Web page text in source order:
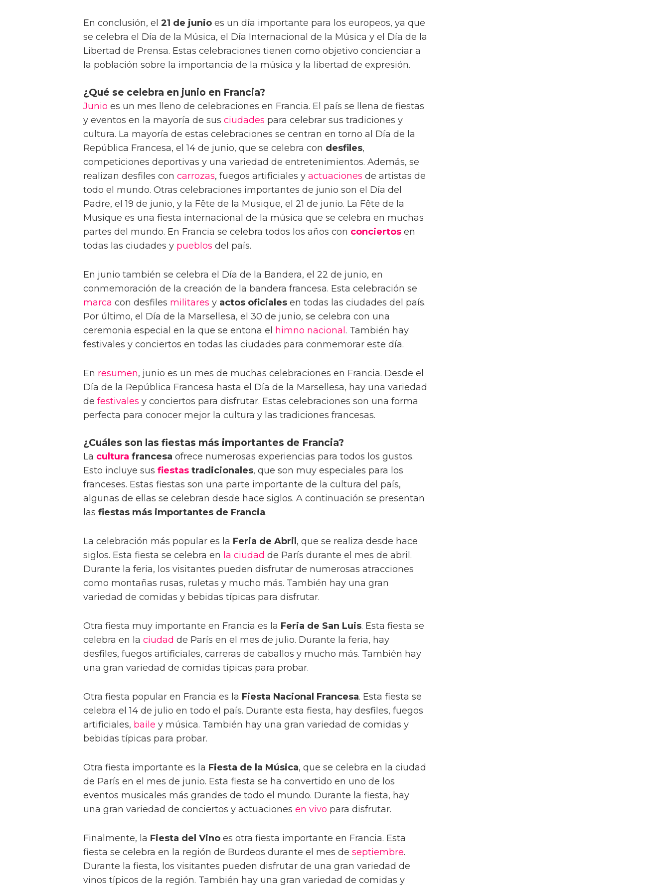
En conclusión, el 21 de junio es un día importante para los europeos, ya que
se celebra el Día de la Música, el Día Internacional de la Música y el Día de la
Libertad de Prensa. Estas celebraciones tienen como objetivo concienciar a
la población sobre la importancia de la música y la libertad de expresión.
¿Qué se celebra en junio en Francia?
Junio es un mes lleno de celebraciones en Francia. El país se llena de fiestas
y eventos en la mayoría de sus ciudades para celebrar sus tradiciones y
cultura. La mayoría de estas celebraciones se centran en torno al Día de la
República Francesa, el 14 de junio, que se celebra con desfiles,
competiciones deportivas y una variedad de entretenimientos. Además, se
realizan desfiles con carrozas, fuegos artificiales y actuaciones de artistas de
todo el mundo. Otras celebraciones importantes de junio son el Día del
Padre, el 19 de junio, y la Fête de la Musique, el 21 de junio. La Fête de la
Musique es una fiesta internacional de la música que se celebra en muchas
partes del mundo. En Francia se celebra todos los años con conciertos en
todas las ciudades y pueblos del país.
En junio también se celebra el Día de la Bandera, el 22 de junio, en
conmemoración de la creación de la bandera francesa. Esta celebración se
marca con desfiles militares y actos oficiales en todas las ciudades del país.
Por último, el Día de la Marsellesa, el 30 de junio, se celebra con una
ceremonia especial en la que se entona el
himno nacional . También hay
festivales y conciertos en todas las ciudades para conmemorar este día.
En resumen, junio es un mes de muchas celebraciones en Francia. Desde el
Día de la República Francesa hasta el Día de la Marsellesa, hay una variedad
de festivales y conciertos para disfrutar. Estas celebraciones son una forma
perfecta para conocer mejor la cultura y las tradiciones francesas.
¿Cuáles son las fiestas más importantes de Francia?
La cultura francesa ofrece numerosas experiencias para todos los gustos.
Esto incluye sus fiestas tradicionales, que son muy especiales para los
franceses. Estas fiestas son una parte importante de la cultura del país,
algunas de ellas se celebran desde hace siglos. A continuación se presentan
las fiestas más importantes de Francia.
La celebración más popular es la Feria de Abril , que se realiza desde hace
siglos. Esta fiesta se celebra en la ciudad de París durante el mes de abril.
Durante la feria, los visitantes pueden disfrutar de numerosas atracciones
como montañas rusas, ruletas y mucho más. También hay una gran
variedad de comidas y bebidas típicas para disfrutar.
Otra fiesta muy importante en Francia es la Feria de San Luis. Esta fiesta se
celebra en la ciudad de París en el mes de julio. Durante la feria, hay
desfiles, fuegos artificiales, carreras de caballos y mucho más. También hay
una gran variedad de comidas típicas para probar.
Otra fiesta popular en Francia es la Fiesta Nacional Francesa. Esta fiesta se
celebra el 14 de julio en todo el país. Durante esta fiesta, hay desfiles, fuegos
artificiales, baile y música. También hay una gran variedad de comidas y
bebidas típicas para probar.
Otra fiesta importante es la Fiesta de la Música, que se celebra en la ciudad
de París en el mes de junio. Esta fiesta se ha convertido en uno de los
eventos musicales más grandes de todo el mundo. Durante la fiesta, hay
una gran variedad de conciertos y actuaciones en vivo para disfrutar.
Finalmente, la Fiesta del Vino es otra fiesta importante en Francia. Esta
fiesta se celebra en la región de Burdeos durante el mes de septiembre.
Durante la fiesta, los visitantes pueden disfrutar de una gran variedad de
vinos típicos de la región. También hay una gran variedad de comidas y